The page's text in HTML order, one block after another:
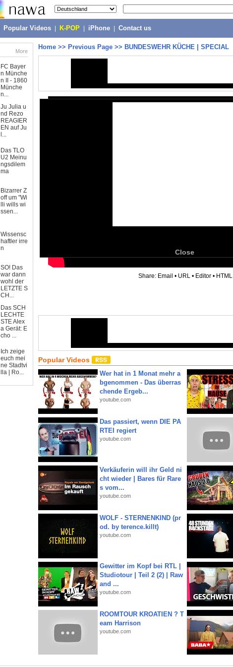
Popular Videos K-POP iPhone Contact us
More
FC Bayer
n Münche
n II - 1860
Münche
n...
Ju Julia u
nd Rezo
REAGIER
EN auf Ju
l...
Das TLO
U2 Meinu
ngsdilem
ma
Bizarrer Z
off um "Wi
lli wills wi
ssen...
Wissensc
haftler irre
n
SO! Das
war dann
wohl der
LETZTE S
CH...
Das SCH
LECHTE
STE Alex
a Gerät: E
cho ...
Ich zeige
euch mei
ne Stadtvi
lla | Ro...
Home >> Previous Page >> BUNDESWEHR KÜCHE | SPECIAL
Close
Share: Email • URL • Editor • HTML
Popular Videos
Wer hat in 1 Monat mehr a
bgenommen - Das überras
chende Ergeb...
youtube.com
Das passiert, wenn DIE PA
RTEI regiert
youtube.com
Verkäuferin will ihr Geld ni
cht wieder | Bares für Rare
s vom...
youtube.com
WOLF - STERNENKIND (pr
od. by terence.killt)
youtube.com
Gewitter im Kopf bei RTL |
Studiotour | Teil 2 (2) | Raw
and ...
youtube.com
ROOMTOUR KROATIEN ? T
eam Harrison
youtube.com